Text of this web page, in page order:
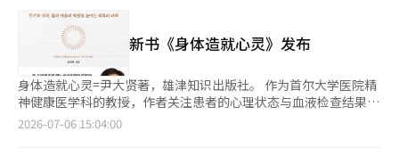
第1本到第55本中，精心挑选了22本充满夏日气息的诗作，重新编
排。包括金素妍、金彦、金英美、沈宝善、吴恩、柳桂英、柳喜京
等20位诗人以多样的方式展现了夏天的风景。 “阳光逐渐逼近，
越来越大的阳光吞噬着草地，我们在阳光的包围中，逐渐失去行走
的空间。 让我们去凉爽的地方， 向远方前进。”（《户外散步》
中的一段）※ 本报道经人工智能（AI）系统翻译与编辑。
恶劣的人才使用的秘密技术，而是在日常关系和交易中，判断权也
可能逐渐被压缩。 书中还讨论了针对已经受到压力或遭受损失的
人的恢复方法。作者强调，与其停留在“为什么连这个都不知
道”的自我指责中，不如停止进一步的同意和损失。 记录对话和
交易内容，向可信的第三方报告情况，回顾当时自己在何种条件下
做出的判断。这种方式有助于避免将损失的原因归咎于个人缺陷，
而是回顾导致判断困难的疲惫、孤立、时间压力、信息不足等条
期待随着年龄增长，孩子们会自然获得金钱智慧。然而，时间的流
逝并不会自动带来这些智慧。父母也没有教导孩子如何使用继承的
财富。这正是富人无法传承三代的原因。”（第115页） 财富的分
岔路=吴建英著，森林图书 宏观经济专家吴建英在新书中提出了五
个可能动摇全球经济的重大分岔路，包括地缘政治冲突、K型经
济、新任美联储主席凯文·沃什、人工智能革命和美元霸权的走
向。在这个公式失效的动荡时代，书中探讨了这些变量将如何影响
暴力中，依然没有放弃自己信仰的艺术。这些作品如何逐渐获得自
由，成为不朽的存在，生动地展现了出来。 作者指出，艺术与淫
秽的边界在不同的时代有所不同，但最终决定这一界限的还是人。
在过去，法官和宗教人士扮演了这一角色，而今天，平台的规定和
算法也成为新的审查标准。同时，他强调“最终设定和应用审查标
准的仍然是人的标准”，并提出“我们应持有怎样的视野？” 作
者李志浩在美国学习现代艺术史、哲学、绘画和设计，之后从事展
览策划、艺术翻译和讲解员工作。基于在不同领域积累的经验，他
安全、劳资关系和供应链管理并非孤立的事务，而是相互连接的整
如同一条链条相连，任何一个环节的断裂都可能影响整体，个别人
的失误或某个组织的失责都可能破坏企业的信任。作者指出，人力
资源管理应成为连接人、组织、数据、责任、行为和绩效的桥梁。
首席人事官也应被视为将组织的可持续性转化为可执行系统的负责
人。 书中通过提出招聘是否公平、员工是否安全工作、合作伙伴
的劳动环境是否得到妥善管理、人工智能（AI）是否被负责任地使
新书《身体造就心灵》发布
身体造就心灵=尹大贤著，雄津知识出版社。 作为首尔大学医院精
神健康医学科的教授，作者关注患者的心理状态与血液检查结果。
他指出，抑郁、焦虑、恐慌等心理问题的症状，往往源于血糖不稳
2026-07-06 15:04:00